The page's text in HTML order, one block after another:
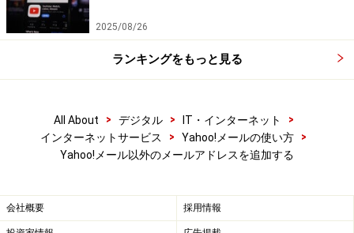
まとめて送ることがでjきます。「
リックで複数のアドレスに送る」で説明します。
法が異なる可能性があります。
2025/08/26
ランキングをもっと見る
All About > デジタル > IT・インターネット
>
インターネットサービス
> Yahoo!メールの使い方
>
Yahoo!メール以外のメールアドレスを追加する
会社概要 採用情報